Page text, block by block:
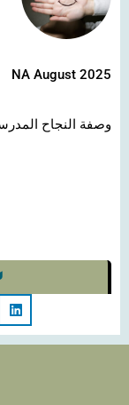
NA August 2025
وصفة النجاح